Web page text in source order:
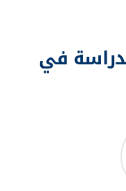
في